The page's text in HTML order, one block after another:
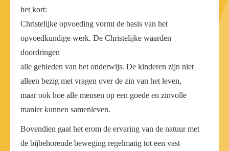
het kort:
Christelijke opvoeding vormt de basis van het
opvoedkundige werk. De Christelijke waarden
doordringen
alle gebieden van het onderwijs. De kinderen zijn niet
alleen bezig met vragen over de zin van het leven,
maar ook hoe alle mensen op een goede en zinvolle
manier kunnen samenleven.
Bovendien gaat het erom de ervaring van de natuur met
de bijbehorende beweging regelmatig tot een vast